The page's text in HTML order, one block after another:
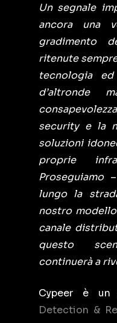
Un segnale
ancora una
gradimento
ritenute
tecnologia
d’altronde
security e la
soluzioni
proprie
Proseguiamo–
lungo la
nostro
canale
questo
continuerà a
Cypeer è
Detection &